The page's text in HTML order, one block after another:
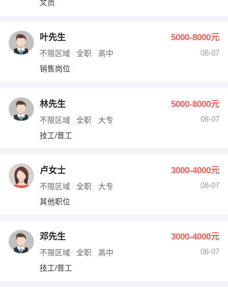
文员
叶先生 5000-8000元
不限区域 全职 高中
08-07
销售岗位
林先生 5000-8000元
不限区域 全职 大专
08-07
技工/普工
卢女士 3000-4000元
不限区域 全职 大专
08-07
其他职位
邓先生 3000-4000元
不限区域 全职 高中
08-07
技工/普工